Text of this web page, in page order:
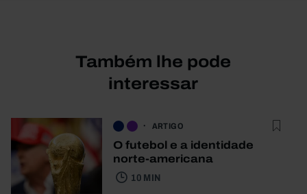
Também lhe pode
interessar
ARTIGO
O futebol e a identidade
norte-americana
10 MIN